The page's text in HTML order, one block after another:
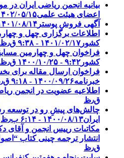
بیانیه انجمن ریاضی ایران در
اعضای هیئت علمی۱۴۰۲/۰۵/۱۵ - ۱۲:۱۶
آگهی فروش پوستر ۱۴۰۱/۰۸/۱۴ - ۷:۱۱
اطلاعات برگزاری چهل و
کشور ۱۴۰۱/۰۲/۱۷ - ۹:۳۸ ق٫ظ
فراخوان چهل و چهارمین
کشور‎‎ ۱۴۰۰/۱۰/۲۵ - ۹:۴۲ ق٫ظ
فراخوان ارسال مقاله برای
خبرنامه۱۴۰۰/۰۹/۲۶ - ۹:۱۸ ق٫ظ
اطلاعیه عضویت در انجمن
ق٫ظ
چالش‌های پیشِ رو در توسعه
ایران۱۴۰۰/۰۸/۱۳ - ۶:۱۴ ب٫ظ
مکاتبات رییس انجمن و
انتشار ترجمه چینی کتاب
ق٫ظ